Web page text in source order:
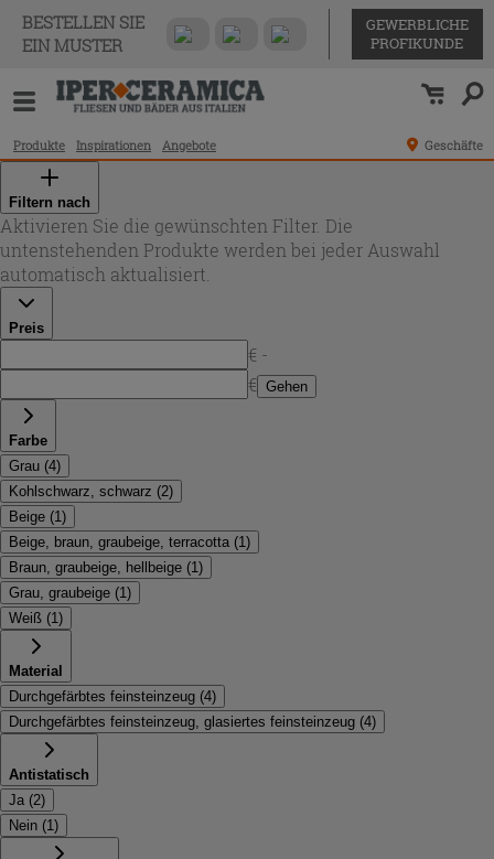
BESTELLEN SIE
EIN MUSTER
GEWERBLICHE
PROFIKUNDE
Produkte Inspirationen Angebote Geschäfte
Filtern nach
Aktivieren Sie die gewünschten Filter. Die
untenstehenden Produkte werden bei jeder Auswahl
automatisch aktualisiert.
Preis
€ -
€ Gehen
Farbe
Grau (4)
Kohlschwarz, schwarz (2)
Beige (1)
Beige, braun, graubeige, terracotta (1)
Braun, graubeige, hellbeige (1)
Grau, graubeige (1)
Weiß (1)
Material
Durchgefärbtes feinsteinzeug (4)
Durchgefärbtes feinsteinzeug, glasiertes feinsteinzeug (4)
Antistatisch
Ja (2)
Nein (1)